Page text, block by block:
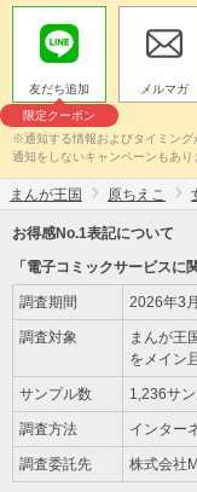
友だち追加
限定クーポン
メルマガ
※通知する情報およびタイミン
通知をしないキャンペーンもあり
まんが王国 原ちえこ
お得感No.1表記について
「電子コミックサービスに
調査期間 2026年3
調査対象
まんが王
をメイン
サンプル数 1,236サ
調査方法 インター
調査委託先 株式会社